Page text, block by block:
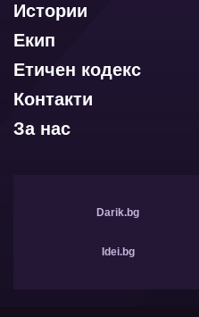
Истории
Екип
Етичен кодекс
Контакти
За нас
Darik.bg
Idei.bg